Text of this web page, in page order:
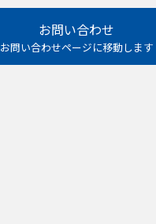
ー
ラ
ブ
Facebook
ー
お問い合わせ
お問い合わせページに移動します